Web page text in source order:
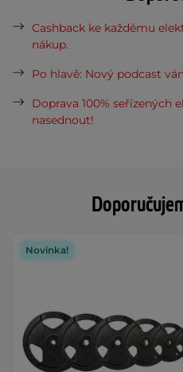
Novinka!
Cashback ke každému
nákup.
Po hlavě: Nový podcast
Doprava 100% seřízených
nasednout!